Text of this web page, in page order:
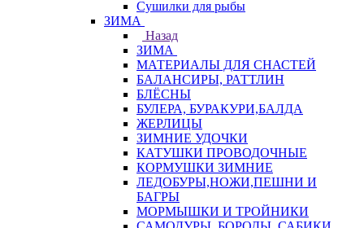
Сушилки для рыбы
ЗИМА
Назад
ЗИМА
МАТЕРИАЛЫ ДЛЯ СНАСТЕЙ
БАЛАНСИРЫ, РАТТЛИН
БЛЁСНЫ
БУЛЕРА, БУРАКУРИ,БАЛДА
ЖЕРЛИЦЫ
ЗИМНИЕ УДОЧКИ
КАТУШКИ ПРОВОДОЧНЫЕ
КОРМУШКИ ЗИМНИЕ
ЛЕДОБУРЫ,НОЖИ,ПЕШНИ И
БАГРЫ
МОРМЫШКИ И ТРОЙНИКИ